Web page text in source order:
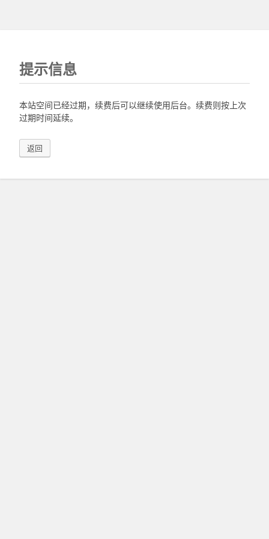
提示信息
本站空间已经过期，续费后可以继续使用后台。续费则按上次
过期时间延续。
返回